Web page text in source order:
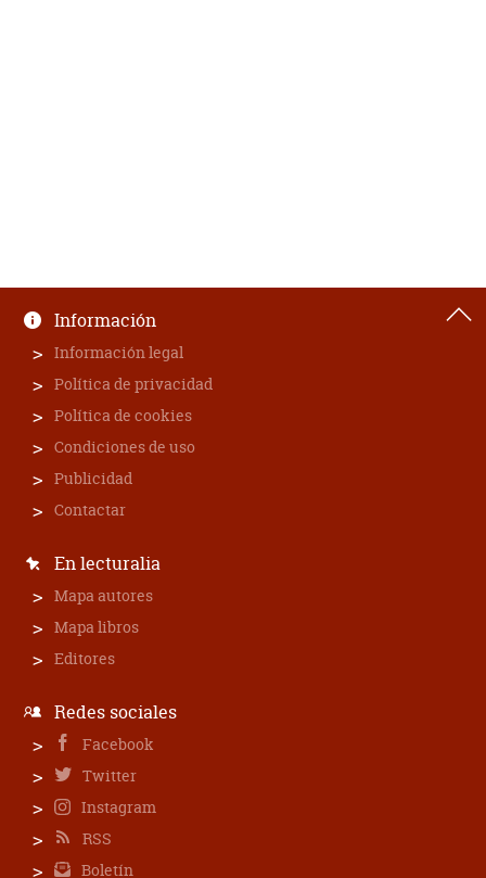
Información
Información legal
Política de privacidad
Política de cookies
Condiciones de uso
Publicidad
Contactar
En lecturalia
Mapa autores
Mapa libros
Editores
Redes sociales
Facebook
Twitter
Instagram
RSS
Boletín